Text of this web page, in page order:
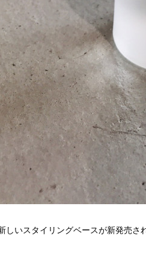
しいスタイリングベースが新発売さ